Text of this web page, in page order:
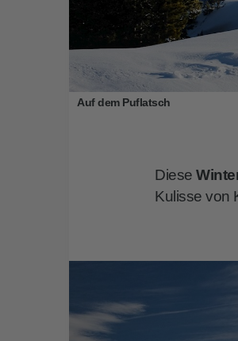
Auf dem Puflatsch
Diese
Kulisse von